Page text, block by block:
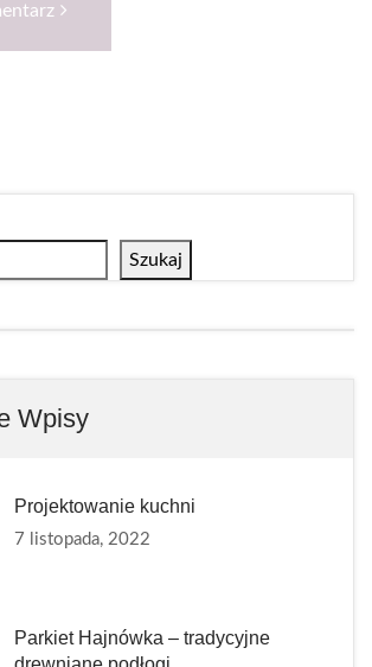
Szukaj
Wpisy
Projektowanie kuchni
7 listopada, 2022
Parkiet Hajnówka – tradycyjne